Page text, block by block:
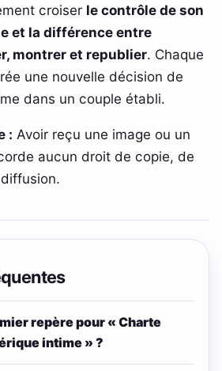
croiser le contrôle de son
et la différence entre
montrer et republier. Chaque
une nouvelle décision de
dans un couple établi.
: Avoir reçu une image ou un
aucun droit de copie, de
repère pour « Charte
intime » ?